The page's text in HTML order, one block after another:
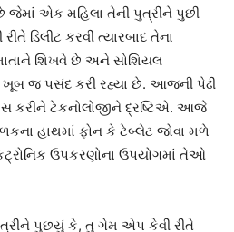
જેમાં એક મહિલા તેની પુત્રીને પુછી
ડિલીટ કરવી ત્યારબાદ તેના
માતાને શિખવે છે અને સોશિયલ
ખૂબ જ પસંદ કરી રહ્યા છે. આજની પેઢી
કરીને ટેકનોલોજીને દ્રષ્ટિએ. આજે
હાથમાં ફોન કે ટેબ્લેટ જોવા મળે
ઉપકરણોના ઉપયોગમાં તેઓ
પુછયું કે, તુ ગેમ એપ કેવી રીતે